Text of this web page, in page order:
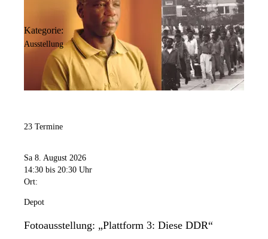
Kategorie:
Ausstellung
23 Termine
Sa 8. August 2026
14:30 bis 20:30 Uhr
Ort:
Depot
Fotoausstellung: „Plattform 3: Diese DDR“